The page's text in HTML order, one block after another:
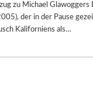
zu Michael
der in der Pause
Kaliforniens als…